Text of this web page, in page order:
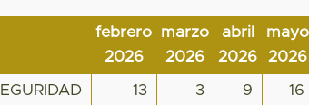
febrero
2026
marzo
2026
abril
2026
mayo
2026
13 3 9 16